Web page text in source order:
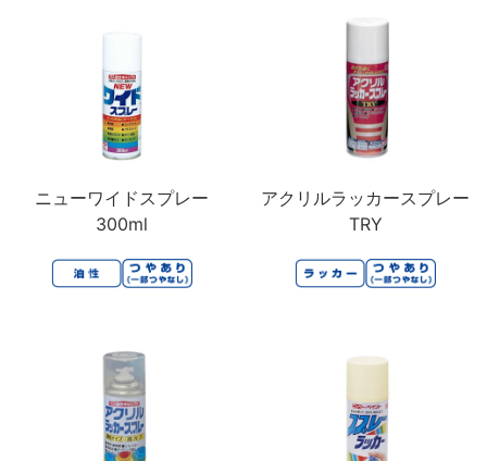
ニューワイドスプレー
300ml
アクリルラッカースプレー
TRY